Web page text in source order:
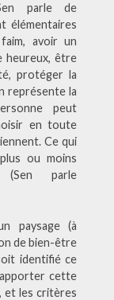
parle de
élémentaires
avoir un
heureux, être
protéger la
représente la
peut
en toute
Ce qui
ou moins
(Sen parle
paysage (à
de bien-être
identifié ce
cette
et les critères